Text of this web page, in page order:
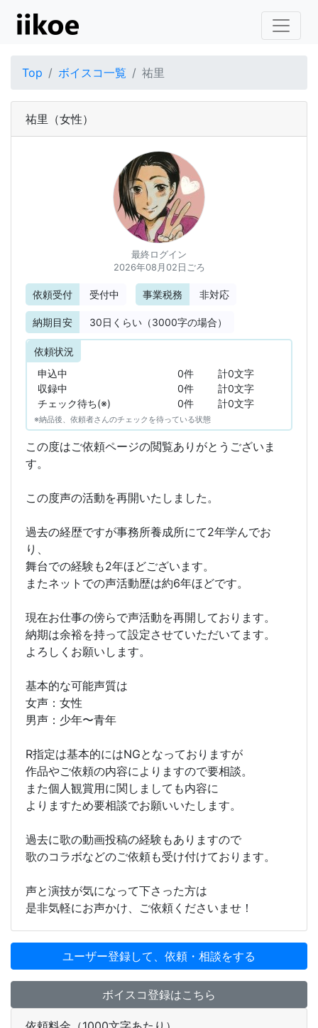
Top ボイスコ一覧 祐里
祐里 （女性）
最終ログイン
2026年08月02日ごろ
依頼受付 受付中 事業税務 非対応
納期目安 30日くらい（3000字の場合）
依頼状況
申込中
0件
計0文字
収録中
0件
計0文字
チェック待ち(※)
0件 計0文字
※納品後、依頼者さんのチェックを待っている状態
この度はご依頼ページの閲覧ありがとうございま
す。
この度声の活動を再開いたしました。
過去の経歴ですが事務所養成所にて2年学んでお
り、
舞台での経験も2年ほどございます。
またネットでの声活動歴は約6年ほどです。
現在お仕事の傍らで声活動を再開しております。
納期は余裕を持って設定させていただいてます。
よろしくお願いします。
基本的な可能声質は
女声：女性
男声：少年〜青年
R指定は基本的にはNGとなっておりますが
作品やご依頼の内容によりますので要相談。
また個人観賞用に関しましても内容に
よりますため要相談でお願いいたします。
過去に歌の動画投稿の経験もありますので
歌のコラボなどのご依頼も受け付けております。
声と演技が気になって下さった方は
是非気軽にお声かけ、ご依頼くださいませ！
ユーザー登録して、依頼・相談をする
ボイスコ登録はこちら